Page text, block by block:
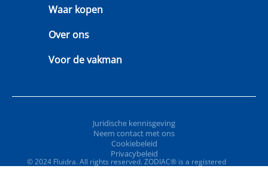
Waar kopen
Over ons
Voor de vakman
Juridische kennisgeving
Neem contact met ons
Cookiebeleid
Privacybeleid
© 2024 Fluidra. All rights reserved. ZODIAC® is a registered
trademark of Zodiac International, S.A.S.U., used under license.